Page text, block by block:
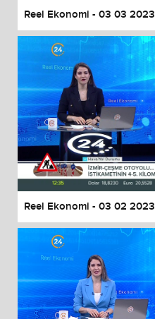
Reel Ekonomi - 03 03 2023
Reel Ekonomi - 03 02 2023